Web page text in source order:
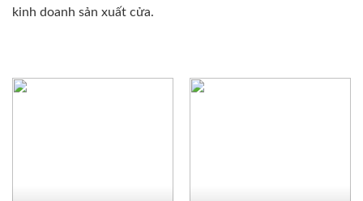
kinh doanh sản xuất cửa.